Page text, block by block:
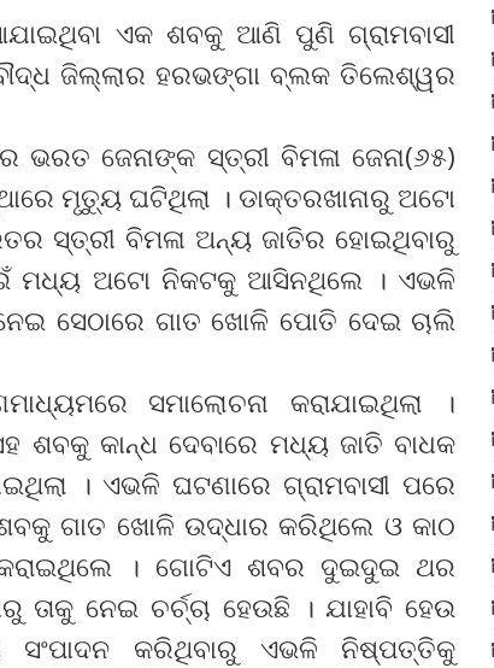
ଏକ ଶବକୁ ଆଣି ପୁଣି ଗ୍ରାମବାସୀ
ଜିଲ୍ଲାର ହରଭଙ୍ଗା ବ୍ଲକ ତିଲେଶ୍ୱର
ଜେନାଙ୍କ ସ୍ତ୍ରୀ ବିମଳା ଜେନା(୬୫)
ମୃତ୍ୟୁ ଘଟିଥିଲା । ଡାକ୍ତରଖାନାରୁ ଅଟୋ
ସ୍ତ୍ରୀ ବିମଳା ଅନ୍ୟ ଜାତିର ହୋଇଥିବାରୁ
ମଧ୍ୟ ଅଟୋ ନିକଟକୁ ଆସିନଥିଲେ । ଏଭଳି
ସେଠାରେ ଗାତ ଖୋଳି ପୋତି ଦେଇ ଚାଲି
ସମାଲୋଚନା କରାଯାଇଥିଲା ।
ଶବକୁ କାନ୍ଧ ଦେବାରେ ମଧ୍ୟ ଜାତି ବାଧକ
। ଏଭଳି ଘଟଣାରେ ଗ୍ରାମବାସୀ ପରେ
ଗାତ ଖୋଳି ଉଦ୍ଧାର କରିଥିଲେ ଓ କାଠ
। ଗୋଟିଏ ଶବର ଦୁଇଦୁଇ ଥର
ନେଇ ଚର୍ଚ୍ଚା ହେଉଛି । ଯାହାବି ହେଉ
ସଂପାଦନ କରିଥିବାରୁ ଏଭଳି ନିଷ୍ପତ୍ତିକୁ